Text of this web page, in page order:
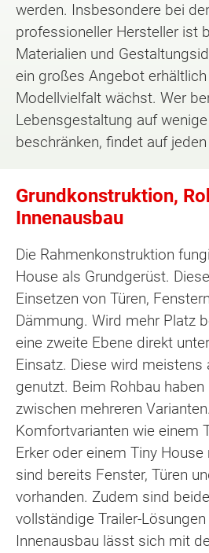
werden. Insbesondere bei
professioneller Hersteller ist
Materialien und
ein großes Angebot
Modellvielfalt wächst. Wer
Lebensgestaltung auf
beschränken, findet auf
Grundkonstruktion,
Innenausbau
Die Rahmenkonstruktion
House als Grundgerüst.
Einsetzen von Türen,
Dämmung. Wird mehr Platz
eine zweite Ebene direkt
Einsatz. Diese wird meistens
genutzt. Beim Rohbau
zwischen mehreren
Komfortvarianten wie einem
Erker oder einem Tiny
sind bereits Fenster, Türen
vorhanden. Zudem sind
vollständige Trailer-
Innenausbau lässt sich mit